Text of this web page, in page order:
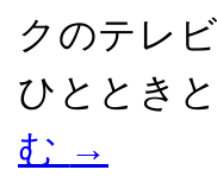
クのテレ
ひととき
む →